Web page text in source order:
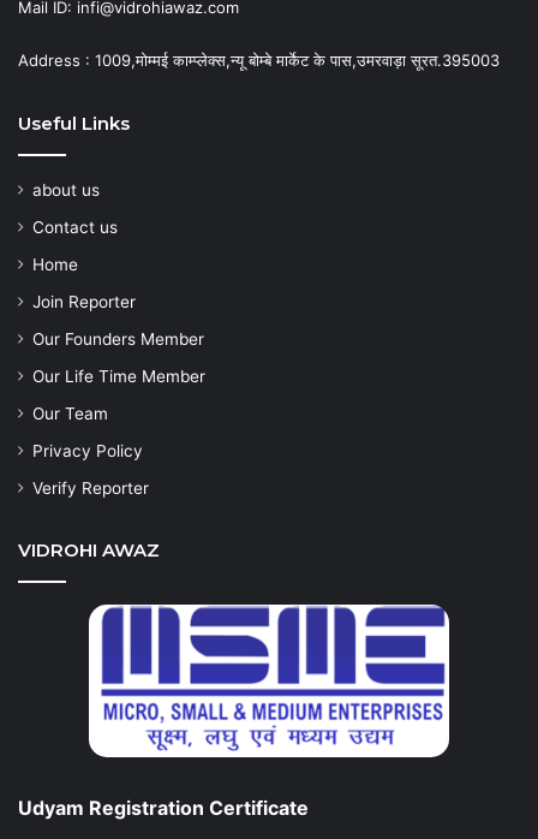
Mail ID: infi@vidrohiawaz.com
Address : 1009,मोम्मई काम्प्लेक्स,न्यू बोम्बे मार्केट के पास,उमरवाड़ा सूरत.395003
Useful Links
about us
Contact us
Home
Join Reporter
Our Founders Member
Our Life Time Member
Our Team
Privacy Policy
Verify Reporter
VIDROHI AWAZ
Udyam Registration Certificate